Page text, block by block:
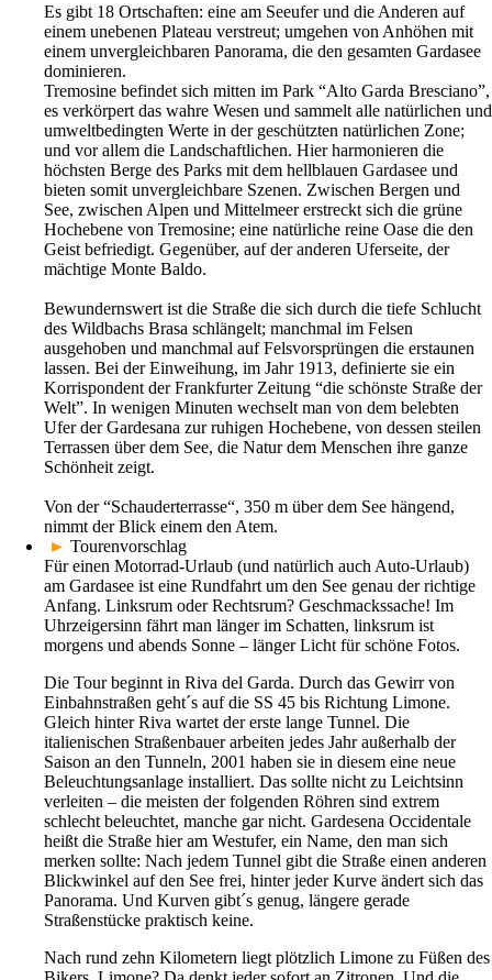
Es gibt 18 Ortschaften: eine am Seeufer und die Anderen auf
einem unebenen Plateau verstreut; umgehen von Anhöhen mit
einem unvergleichbaren Panorama, die den gesamten Gardasee
dominieren.
Tremosine befindet sich mitten im Park “Alto Garda Bre­sciano”,
es verkörpert das wahre Wesen und sammelt alle natürlichen und
umweltbedingten Werte in der geschütz­ten natürlichen Zone;
und vor allem die Landschaftlichen. Hier harmonieren die
höchsten Berge des Parks mit dem hellblauen Gardasee und
bieten somit unvergleichbare Sze­nen. Zwischen Bergen und
See, zwischen Alpen und Mit­telmeer erstreckt sich die grüne
Hochebene von Tremosine; eine natürliche reine Oase die den
Geist befriedigt. Ge­genüber, auf der anderen Uferseite, der
mächtige Monte Baldo.
Bewundernswert ist die Straße die sich durch die tiefe Schlucht
des Wildbachs Brasa schlängelt; manchmal im Felsen
ausgehoben und manchmal auf Felsvorsprüngen die erstaunen
lassen. Bei der Einweihung, im Jahr 1913, definierte sie ein
Korrispondent der Frankfurter Zeitung “die schönste Straße der
Welt”. In wenigen Minuten wechselt man von dem belebten
Ufer der Gardesana zur ruhigen Hochebene, von dessen steilen
Terrassen über dem See, die Natur dem Menschen ihre ganze
Schönheit zeigt.
Von der “Schauderterrasse“, 350 m über dem See hängend,
nimmt der Blick einem den Atem.
► Tourenvorschlag
Für einen Motorrad-Urlaub (und natürlich auch Auto-Urlaub)
am Gardasee ist eine Rundfahrt um den See genau der richtige
Anfang. Linksrum oder Rechtsrum? Geschmackssache! Im
Uhrzeigersinn fährt man länger im Schatten, linksrum ist
morgens und abends Sonne – länger Licht für schöne Fotos.
Die Tour beginnt in Riva del Garda. Durch das Gewirr von
Einbahnstraßen geht´s auf die SS 45 bis Richtung Limone.
Gleich hinter Riva wartet der erste lange Tunnel. Die
italienischen Straßenbauer arbeiten jedes Jahr außerhalb der
Saison an den Tunneln, 2001 haben sie in diesem eine neue
Beleuchtungsanlage installiert. Das sollte nicht zu Leichtsinn
verleiten – die meisten der folgenden Röhren sind extrem
schlecht beleuchtet, manche gar nicht. Gardesena Occidentale
heißt die Straße hier am Westufer, ein Name, den man sich
merken sollte: Nach jedem Tunnel gibt die Straße einen anderen
Blickwinkel auf den See frei, hinter jeder Kurve ändert sich das
Panorama. Und Kurven gibt´s genug, längere gerade
Straßenstücke praktisch keine.
Nach rund zehn Kilometern liegt plötzlich Limone zu Füßen des